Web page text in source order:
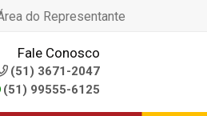
do Representante
Fale Conosco
(51) 3671-2047
(51) 99555-6125